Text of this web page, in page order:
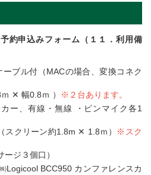
約申込みフォーム（１１．利用備
ブル付（MACの場合、変換コネク
✕ 幅0.8ｍ ）
※２台あります。
ー、有線・無線 ・ピンマイク各1
スクリーン約1.8m ✕ 1.8ｍ） ※スク
ジ３個口）
Logicool BCC950 カンファレンスカ